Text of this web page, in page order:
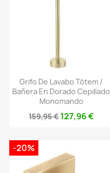
Grifo De Lavabo Tótem /
Bañera En Dorado Cepillado
Monomando
159,95 € 127,96 €
-20%